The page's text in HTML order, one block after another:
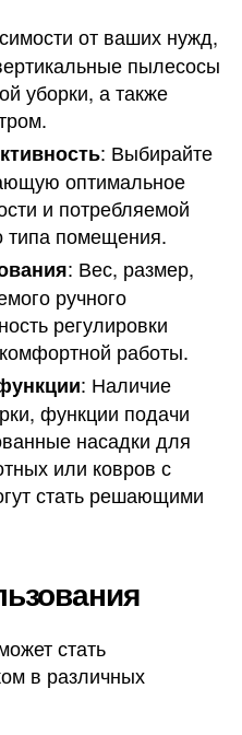
от ваших нужд,
пылесосы
уборки, а также
: Выбирайте
оптимальное
и потребляемой
типа помещения.
: Вес, размер,
ручного
регулировки
работы.
: Наличие
функции подачи
насадки для
или ковров с
стать решающими
стать
в различных